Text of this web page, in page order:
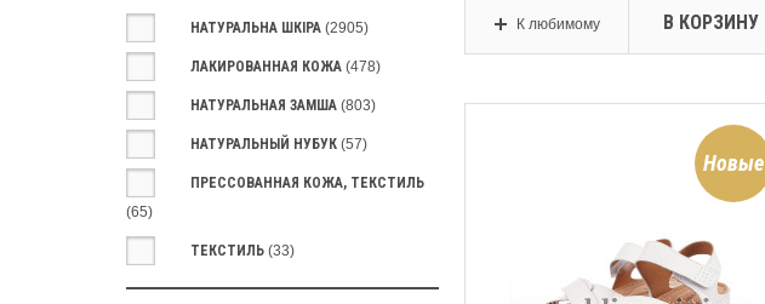
НАТУРАЛЬНА ШКІРА(2905)
ЛАКИРОВАННАЯ КОЖА(478)
НАТУРАЛЬНАЯ ЗАМША(803)
НАТУРАЛЬНЫЙ НУБУК(57)
ПРЕССОВАННАЯ КОЖА, ТЕКСТИЛЬ
(65)
ТЕКСТИЛЬ(33)
К любимому В КОРЗИНУ
Новые